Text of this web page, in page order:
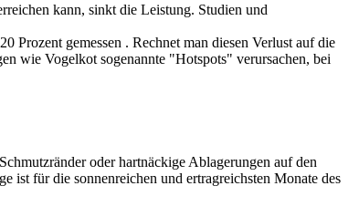
kann, sinkt die Leistung. Studien und
Prozent gemessen . Rechnet man diesen Verlust auf die
wie Vogelkot sogenannte "Hotspots" verursachen, bei
oder hartnäckige Ablagerungen auf den
ist für die sonnenreichen und ertragreichsten Monate des